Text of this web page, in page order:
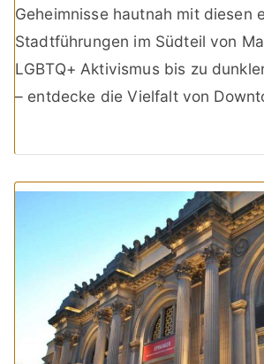
Geheimnisse hautnah mit diesen
Stadtführungen im Südteil von
LGBTQ+ Aktivismus bis zu
– entdecke die Vielfalt von